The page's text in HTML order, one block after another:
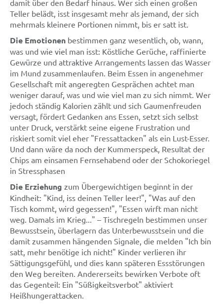
damit über den Bedarf hinaus. Wer sich einen großen
Teller belädt, isst insgesamt mehr als jemand, der sich
mehrmals kleinere Portionen nimmt, bis er satt ist.
Die Emotionen bestimmen ganz wesentlich, ob, wann,
was und wie viel man isst: Köstliche Gerüche, raffinierte
Gewürze und attraktive Arrangements lassen das Wasser
im Mund zusammenlaufen. Beim Essen in angenehmer
Gesellschaft mit angeregten Gesprächen achtet man
weniger darauf, was und wie viel man zu sich nimmt. Wer
jedoch ständig Kalorien zählt und sich Gaumenfreuden
versagt, fördert Gedanken ans Essen, setzt sich selbst
unter Druck, verstärkt seine eigene Frustration und
riskiert somit viel eher "Fressattacken" als ein Lust-Esser.
Und dann wäre da noch der Kummerspeck, Resultat der
Chips am einsamen Fernsehabend oder der Schokoriegel
in Stressphasen
Die Erziehung zum Übergewichtigen beginnt in der
Kindheit: "Kind, iss deinen Teller leer!", "Was auf den
Tisch kommt, wird gegessen!", "Essen wirft man nicht
weg. Damals im Krieg..." – Tischregeln bestimmen unser
Bewusstsein, überlagern das Unterbewusstsein und die
damit zusammen hängenden Signale, die melden "Ich bin
satt, mehr benötige ich nicht!" Kinder verlieren ihr
Sättigungsgefühl, und dies kann späteren Essstörungen
den Weg bereiten. Andererseits bewirken Verbote oft
das Gegenteil: Ein "Süßigkeitsverbot" aktiviert
Heißhungerattacken.